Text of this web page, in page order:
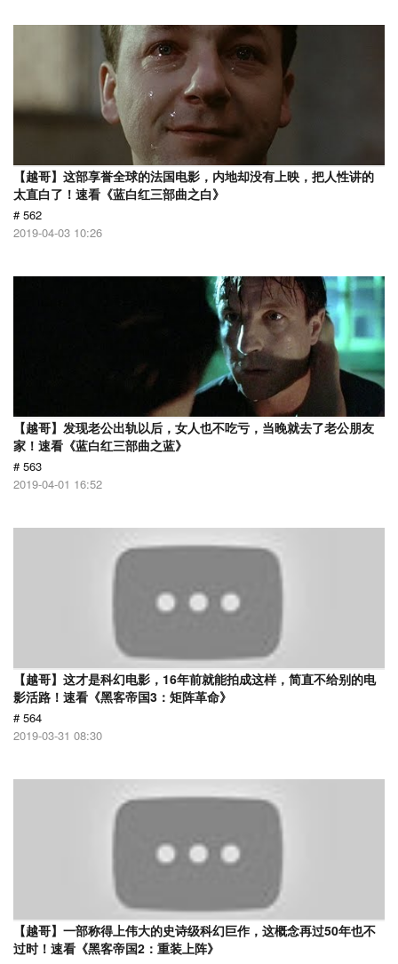
【越哥】这部享誉全球的法国电影，内地却没有上映，把人性讲的
太直白了！速看《蓝白红三部曲之白》
# 562
2019-04-03 10:26
【越哥】发现老公出轨以后，女人也不吃亏，当晚就去了老公朋友
家！速看《蓝白红三部曲之蓝》
# 563
2019-04-01 16:52
【越哥】这才是科幻电影，16年前就能拍成这样，简直不给别的电
影活路！速看《黑客帝国3：矩阵革命》
# 564
2019-03-31 08:30
【越哥】一部称得上伟大的史诗级科幻巨作，这概念再过50年也不
过时！速看《黑客帝国2：重装上阵》